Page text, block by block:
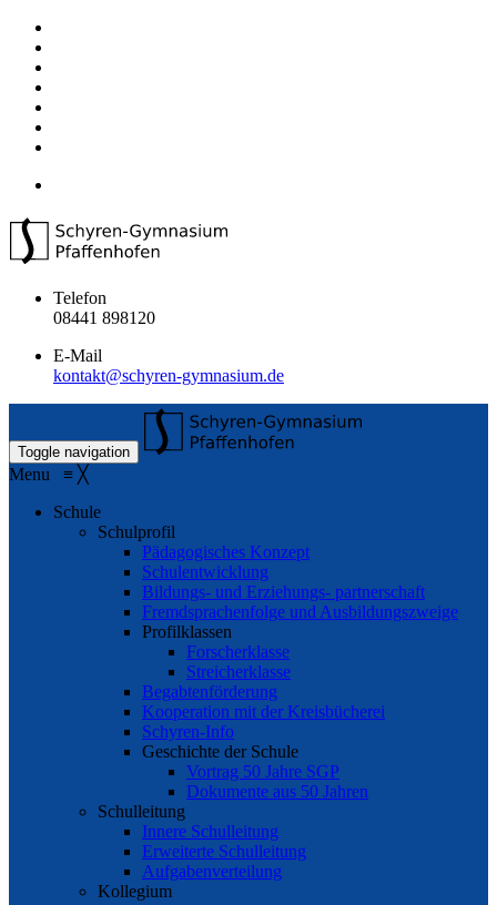
Telefon
08441 898120
E-Mail
kontakt@schyren-gymnasium.de
Toggle navigation
Menu ≡ ╳
Schule
Schulprofil
Pädagogisches Konzept
Schulentwicklung
Bildungs- und Erziehungs- partnerschaft
Fremdsprachenfolge und Ausbildungszweige
Profilklassen
Forscherklasse
Streicherklasse
Begabtenförderung
Kooperation mit der Kreisbücherei
Schyren-Info
Geschichte der Schule
Vortrag 50 Jahre SGP
Dokumente aus 50 Jahren
Schulleitung
Innere Schulleitung
Erweiterte Schulleitung
Aufgabenverteilung
Kollegium